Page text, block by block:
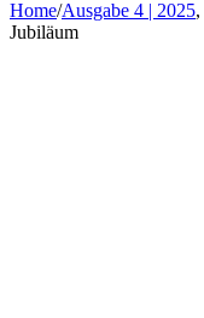
Home/Ausgabe 4 | 2025,
Jubiläum